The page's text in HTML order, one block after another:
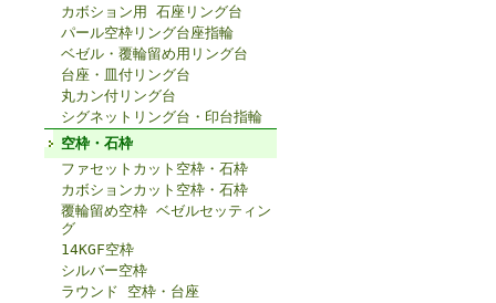
カボション用 石座リング台
パール空枠リング台座指輪
ベゼル・覆輪留め用リング台
台座・皿付リング台
丸カン付リング台
シグネットリング台・印台指輪
空枠・石枠
ファセットカット空枠・石枠
カボションカット空枠・石枠
覆輪留め空枠 ベゼルセッティン
グ
14KGF空枠
シルバー空枠
ラウンド 空枠・台座